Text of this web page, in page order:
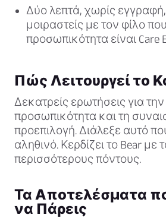
Δύο λεπτά, χωρίς
μοιραστείς με τον φίλο
προσωπικότητα είναι Care
Πώς Λειτουργεί το
Δεκατρείς ερωτήσεις για
προσωπικότητα και τη
προεπιλογή. Διάλεξε αυτό
αληθινό. Κερδίζει το Bear με
περισσότερους πόντους.
Τα Αποτελέσματα
να Πάρεις